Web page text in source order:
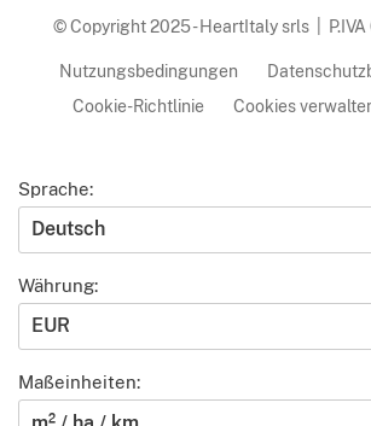
© Copyright 2025 - HeartItaly srls |
Nutzungsbedingungen
Cookie-Richtlinie
Cookies
Sprache:
Deutsch
Währung:
EUR
Maßeinheiten: